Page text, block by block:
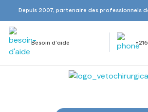
Depuis 2007, partenaire des professionnels
Besoin d’aide
Veto Chirurgical